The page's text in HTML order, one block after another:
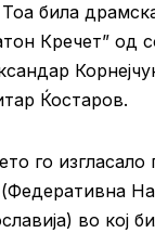
била
Кречет” од
Ќостаров.
го изгласало
во кој